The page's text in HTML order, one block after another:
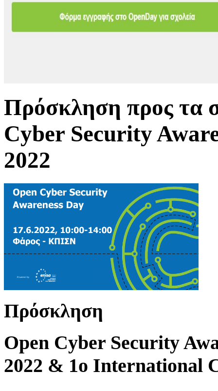
Πρόσκληση προς τα
Cyber Security
2022
Πρόσκληση
Open Cyber Security
2022 & 1ο International